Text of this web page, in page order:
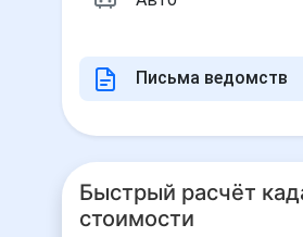
Письма ведомств
Быстрый расчёт
стоимости